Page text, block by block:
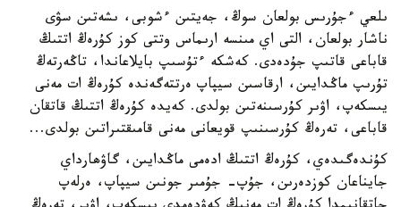
ىلعي ءجۇرىس بولعان سوڭ، جەيتىن ءشوبى، ىشەتىن سۋى
ناشار بولعان، التى اي مىنسە ارىماس وتتى كوز كۇرەڭ اتتىڭ
قاباعى قاتىپ جۇدەدى. كەشكە ءتۇسىپ بايلاعاندا، تاڭەرتەڭ
تۇرىپ ماڭدايىن، ارقاسىن سيپاپ ەرتتەگەندە كۇرەڭ ات مەنى
يىسكەپ، اۋىر كۇرسىنەتىن بولدى. كەيدە كۇرەڭ اتتىڭ قاتقان
قاباعى، تەرەڭ كۇرسىنىپ قويعانى مەنى قامىقتىراتىن بولدى...
كۇندەگىدەي، كۇرەڭ اتتىڭ ادەمى ماڭدايىن، گاۋھارداي
جايناعان كوزدەرىن، جۇپ- جۇمىر جونىن سيپاپ، ەرلەپ